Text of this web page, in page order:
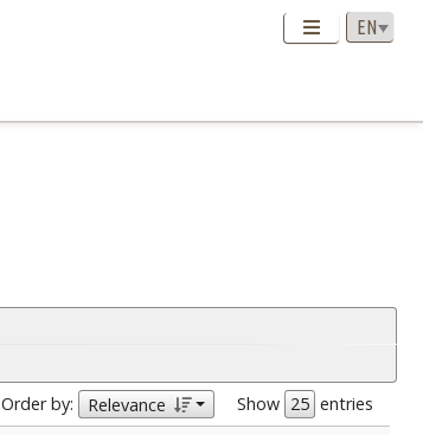
Order by: Relevance Show
entries